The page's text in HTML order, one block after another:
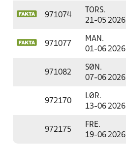
971074
TORS.
21-05 2026
971077
MAN.
01-06 2026
971082
SØN.
07-06 2026
972170
LØR.
13-06 2026
972175
FRE.
19-06 2026